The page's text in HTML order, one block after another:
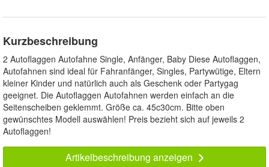
Kurzbeschreibung
2 Autoflaggen Autofahne Single, Anfänger, Baby Diese Autoflaggen,
Autofahnen sind ideal für Fahranfänger, Singles, Partywütige, Eltern
kleiner Kinder und natürlich auch als Geschenk oder Partygag
geeignet. Die Autoflaggen Autofahnen werden einfach an die
Seitenscheiben geklemmt. Größe ca. 45c30cm. Bitte oben
gewünschtes Modell auswählen! Preis bezieht sich auf jeweils 2
Autoflaggen!
Artikelbeschreibung anzeigen